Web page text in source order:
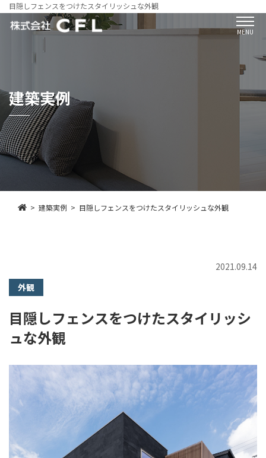
目隠しフェンスをつけたスタイリッシュな外観
MENU
建築実例
建築実例 目隠しフェンスをつけたスタイリッシュな外観
2021.09.14
外観
目隠しフェンスをつけたスタイリッシ
ュな外観